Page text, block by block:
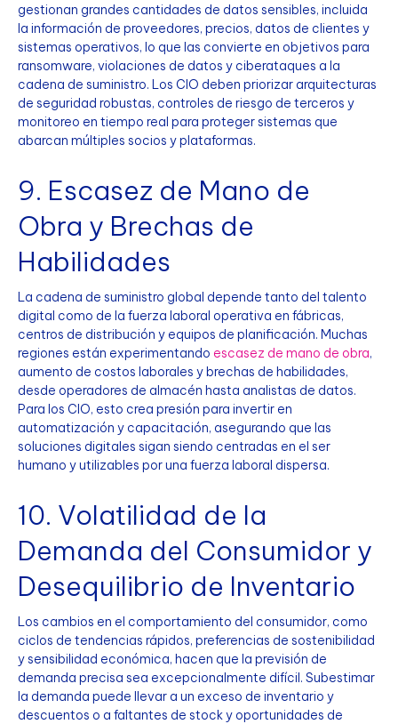
gestionan grandes cantidades de datos sensibles, incluida
la información de proveedores, precios, datos de clientes y
sistemas operativos, lo que las convierte en objetivos para
ransomware, violaciones de datos y ciberataques a la
cadena de suministro. Los CIO deben priorizar arquitecturas
de seguridad robustas, controles de riesgo de terceros y
monitoreo en tiempo real para proteger sistemas que
abarcan múltiples socios y plataformas.
9. Escasez de Mano de
Obra y Brechas de
Habilidades
La cadena de suministro global depende tanto del talento
digital como de la fuerza laboral operativa en fábricas,
centros de distribución y equipos de planificación. Muchas
regiones están experimentando escasez de mano de obra,
aumento de costos laborales y brechas de habilidades,
desde operadores de almacén hasta analistas de datos.
Para los CIO, esto crea presión para invertir en
automatización y capacitación, asegurando que las
soluciones digitales sigan siendo centradas en el ser
humano y utilizables por una fuerza laboral dispersa.
10. Volatilidad de la
Demanda del Consumidor y
Desequilibrio de Inventario
Los cambios en el comportamiento del consumidor, como
ciclos de tendencias rápidos, preferencias de sostenibilidad
y sensibilidad económica, hacen que la previsión de
demanda precisa sea excepcionalmente difícil. Subestimar
la demanda puede llevar a un exceso de inventario y
descuentos o a faltantes de stock y oportunidades de